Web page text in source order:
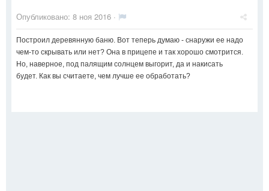
Опубликовано: 8 ноя 2016 ·
Построил деревянную баню. Вот теперь думаю - снаружи ее надо
чем-то скрывать или нет? Она в прицепе и так хорошо смотрится.
Но, наверное, под палящим солнцем выгорит, да и накисать
будет. Как вы считаете, чем лучше ее обработать?